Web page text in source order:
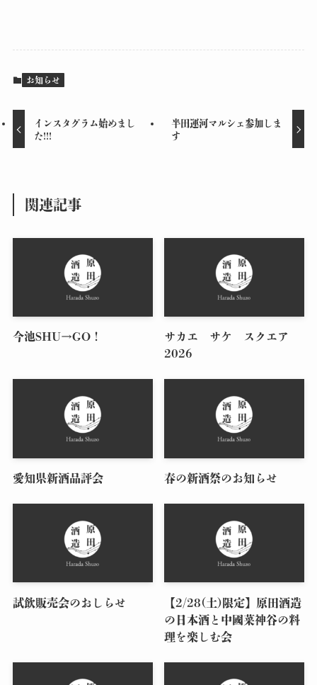
お知らせ
インスタグラム始めまし
た!!!
半田運河マルシェ参加しま
す
関連記事
今池SHU→GO！
サカエ サケ スクエア
2026
愛知県新酒品評会 春の新酒祭のお知らせ
試飲販売会のおしらせ
【2/28(土)限定】原田酒造
の日本酒と中國菜神谷の料
理を楽しむ会